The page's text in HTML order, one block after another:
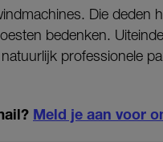
Die deden
bedenken.
professionele
Meld je aan voor